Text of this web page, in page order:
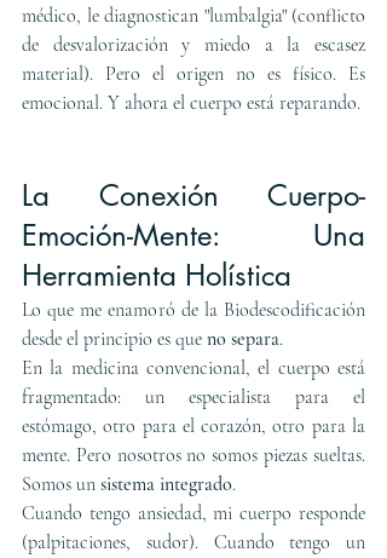
médico, le diagnostican "lumbalgia" (conflicto
de desvalorización y miedo a la escasez
material). Pero el origen no es físico. Es
emocional. Y ahora el cuerpo está reparando.
La Conexión Cuerpo-
Emoción-Mente: Una
Herramienta Holística
Lo que me enamoró de la Biodescodificación
desde el principio es que no separa.
En la medicina convencional, el cuerpo está
fragmentado: un especialista para el
estómago, otro para el corazón, otro para la
mente. Pero nosotros no somos piezas sueltas.
Somos un sistema integrado.
Cuando tengo ansiedad, mi cuerpo responde
(palpitaciones, sudor). Cuando tengo un